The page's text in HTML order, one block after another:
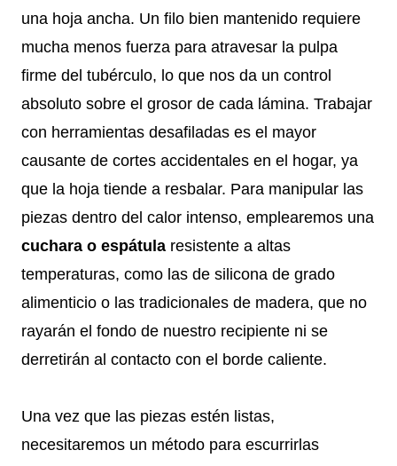
una hoja ancha. Un filo bien mantenido requiere
mucha menos fuerza para atravesar la pulpa
firme del tubérculo, lo que nos da un control
absoluto sobre el grosor de cada lámina. Trabajar
con herramientas desafiladas es el mayor
causante de cortes accidentales en el hogar, ya
que la hoja tiende a resbalar. Para manipular las
piezas dentro del calor intenso, emplearemos una
cuchara o espátula resistente a altas
temperaturas, como las de silicona de grado
alimenticio o las tradicionales de madera, que no
rayarán el fondo de nuestro recipiente ni se
derretirán al contacto con el borde caliente.
Una vez que las piezas estén listas,
necesitaremos un método para escurrirlas